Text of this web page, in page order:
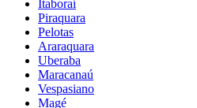
Itaboraí
Piraquara
Pelotas
Araraquara
Uberaba
Maracanaú
Vespasiano
Magé